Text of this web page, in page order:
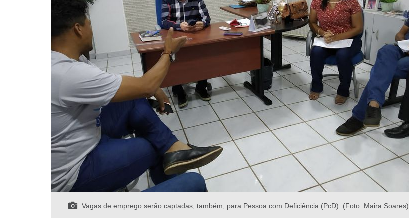
Vagas de emprego serão captadas, também, para Pessoa com Deficiência (PcD). (Foto: Maira Soares)